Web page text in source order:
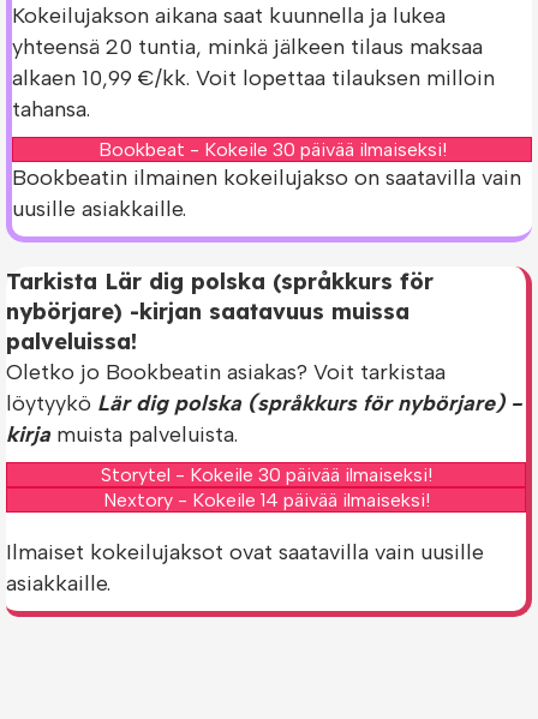
Kokeilujakson aikana saat kuunnella ja lukea
yhteensä 20 tuntia, minkä jälkeen tilaus maksaa
alkaen 10,99 €/kk. Voit lopettaa tilauksen milloin
tahansa.
Bookbeat - Kokeile 30 päivää ilmaiseksi!
Bookbeatin ilmainen kokeilujakso on saatavilla vain
uusille asiakkaille.
Tarkista Lär dig polska (språkkurs för
nybörjare) -kirjan saatavuus muissa
palveluissa!
Oletko jo Bookbeatin asiakas? Voit tarkistaa
löytyykö Lär dig polska (språkkurs för nybörjare) -
kirja muista palveluista.
Storytel - Kokeile 30 päivää ilmaiseksi!
Nextory - Kokeile 14 päivää ilmaiseksi!
Ilmaiset kokeilujaksot ovat saatavilla vain uusille
asiakkaille.